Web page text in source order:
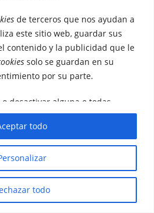
de terceros que nos ayudan a
este sitio web, guardar sus
contenido y la publicidad que le
solo se guardan en su
por su parte.
desactivar alguna o todas
desactivación de algunas podría
navegación.
todo
todo
de privacidad
Consulting, 2024